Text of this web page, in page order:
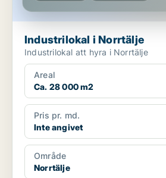
Industrilokal i Norrtälje
Industrilokal att hyra i Norrtälje
Areal
Ca. 28 000 m2
Pris pr. md.
Inte angivet
Område
Norrtälje